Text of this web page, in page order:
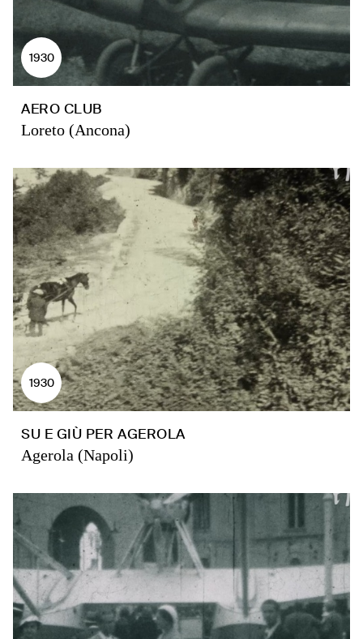
1930
AERO CLUB
Loreto (Ancona)
1930
SU E GIÙ PER AGEROLA
Agerola (Napoli)